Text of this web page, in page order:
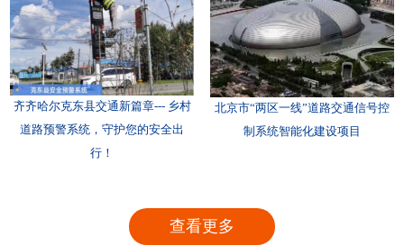
齐齐哈尔克东县交通新篇章--- 乡村
道路预警系统，守护您的安全出
行！
北京市“两区一线”道路交通信号控
制系统智能化建设项目
查看更多